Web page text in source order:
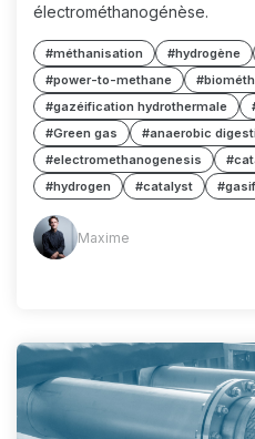
électrométhanogénèse.
#méthanisation #hydrogène
#power-to-methane
#gazéification hydrothermale
#Green gas
#anaerobic
#electromethanogenesis
#hydrogen
#catalyst
Maxime
(MM) Maxime